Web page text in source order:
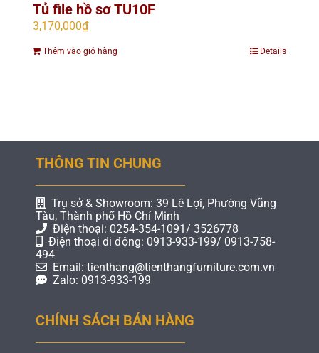
Tủ file hồ sơ TU10F
3,170,000₫
Thêm vào giỏ hàng Details
THÔNG TIN CHUNG
Trụ sở & Showroom: 39 Lê Lợi, Phường Vũng
Tàu, Thành phố Hồ Chí Minh
Điện thoại: 0254-354-1091/ 3526778
Điện thoại di động: 0913-933-199/ 0913-758-
494
Email: tienthang@tienthangfurniture.com.vn
Zalo: 0913-933-199
CHÍNH SÁCH BÁN HÀNG